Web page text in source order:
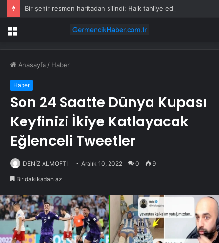
Bir şehir resmen haritadan silindi: Halk tahliye edildi
Menü
Anasayfa / Haber
Haber
Son 24 Saatte Dünya Kupası
Keyfinizi İkiye Katlayacak
Eğlenceli Tweetler
DENİZ ALMOFTI Aralık 10, 2022 0 9
Bir dakikadan az